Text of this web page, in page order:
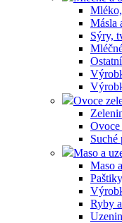
Mléko,
Másla
Sýry,
Ovoce
Ovoce
Suché
Maso a
Maso
Ryby